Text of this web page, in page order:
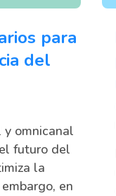
para
del
y omnicanal
futuro del
la
en